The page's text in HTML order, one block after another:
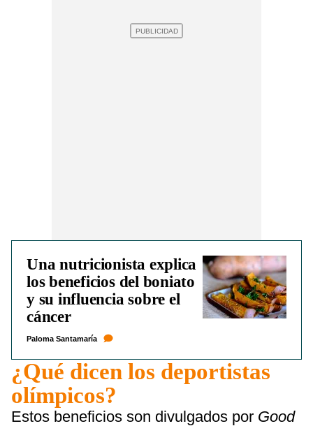
Una nutricionista explica
los beneficios del boniato
y su influencia sobre el
cáncer
Paloma Santamaría
¿Qué dicen los deportistas
olímpicos?
Estos beneficios son divulgados por Good